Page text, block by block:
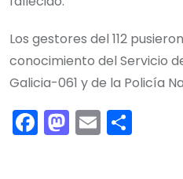
Los gestores del 112
conocimiento del Servicio
Galicia-061 y de la Policía
F
a
M
a
E
m